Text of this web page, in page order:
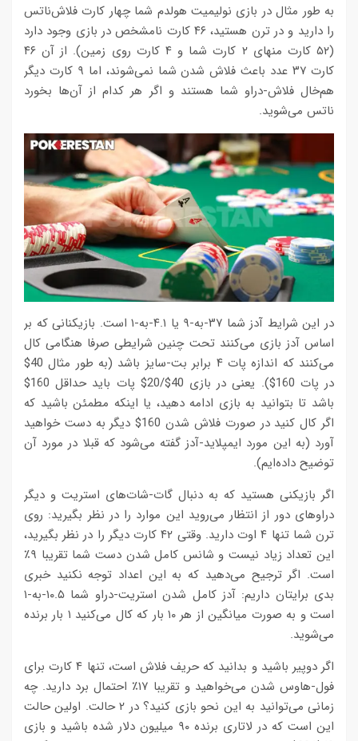
به طور مثال در بازی نولیمیت هولدم شما چهار کارت فلاش‌ناتس
را دارید و در ترن هستید، ۴۶ کارت نامشخص در بازی وجود دارد
(۵۲ کارت منهای ۲ کارت شما و ۴ کارت روی زمین). از آن ۴۶
کارت ۳۷ عدد باعث فلاش شدن شما نمی‌شوند، اما ۹ کارت دیگر
هم‌خال فلاش-دراو شما هستند و اگر هر کدام از آن‌ها بخورد
ناتس می‌شوید.
در این شرایط آدز شما ۳۷-به-۹ یا ۴.۱-به-۱ است. بازیکنانی که بر
اساس آدز بازی می‌کنند تحت چنین شرایطی صرفا هنگامی کال
می‌کنند که اندازه پات ۴ برابر بت-سایز باشد (به طور مثال 40$
در پات 160$). یعنی در بازی 40$/20$ پات باید حداقل 160$
باشد تا بتوانید به بازی ادامه دهید، یا اینکه مطمئن باشید که
اگر کال کنید در صورت فلاش شدن 160$ دیگر به دست خواهید
آورد (به این مورد ایمپلاید-آدز گفته می‌شود که قبلا در مورد آن
توضیح داده‌ایم).
اگر بازیکنی هستید که به دنبال گات-شات‌های استریت و دیگر
دراوهای دور از انتظار می‌روید این موارد را در نظر بگیرید: روی
ترن شما تنها ۴ اوت دارید. وقتی ۴۲ کارت دیگر را در نظر بگیرید،
این تعداد زیاد نیست و شانس کامل شدن دست شما تقریبا ۹٪
است. اگر ترجیح می‌دهید که به این اعداد توجه نکنید خبری
بدی برایتان داریم: آدز کامل شدن استریت-دراو شما ۱۰.۵-به-۱
است و به صورت میانگین از هر ۱۰ بار که کال می‌کنید ۱ بار برنده
می‌شوید.
اگر دوپیر باشید و بدانید که حریف فلاش است، تنها ۴ کارت برای
فول-هاوس شدن می‌خواهید و تقریبا ۱۷٪ احتمال برد دارید. چه
زمانی می‌توانید به این نحو بازی کنید؟ در ۲ حالت. اولین حالت
این است که در لاتاری برنده ۹۰ میلیون دلار شده باشید و بازی